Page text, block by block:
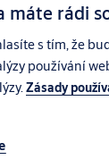
vyhovět
máte rádi
s tím, že
používání
Zásady